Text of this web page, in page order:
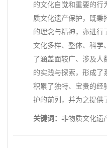
的文化自觉和重要的行
质文化遗产保护，既秉
的理念与精神，亦进行
文化多样、整体、科学
了涵盖面较广、涉及人
的实践与探索，形成了
积累了独特、宝贵的经
护的前列，并为之提供
关键词： 非物质文化遗